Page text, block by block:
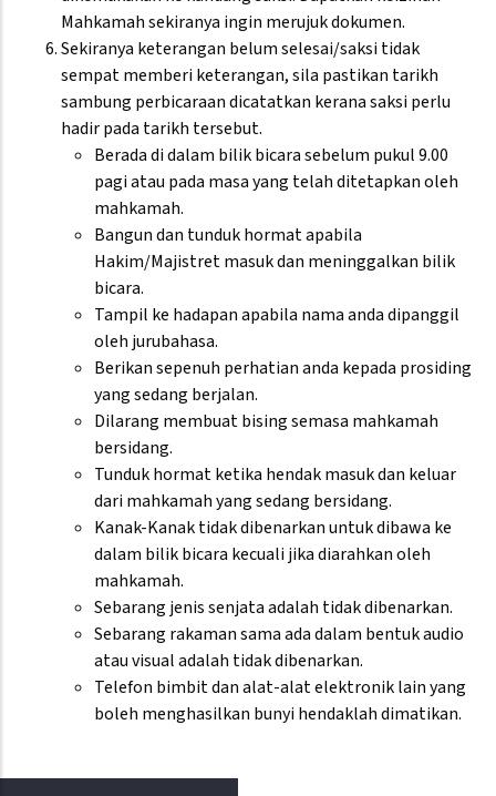
Mahkamah sekiranya ingin merujuk dokumen.
Sekiranya keterangan belum selesai/saksi tidak
sempat memberi keterangan, sila pastikan tarikh
sambung perbicaraan dicatatkan kerana saksi perlu
hadir pada tarikh tersebut.
Berada di dalam bilik bicara sebelum pukul 9.00
pagi atau pada masa yang telah ditetapkan oleh
mahkamah.
Bangun dan tunduk hormat apabila
Hakim/Majistret masuk dan meninggalkan bilik
bicara.
Tampil ke hadapan apabila nama anda dipanggil
oleh jurubahasa.
Berikan sepenuh perhatian anda kepada prosiding
yang sedang berjalan.
Dilarang membuat bising semasa mahkamah
bersidang.
Tunduk hormat ketika hendak masuk dan keluar
dari mahkamah yang sedang bersidang.
Kanak-Kanak tidak dibenarkan untuk dibawa ke
dalam bilik bicara kecuali jika diarahkan oleh
mahkamah.
Sebarang jenis senjata adalah tidak dibenarkan.
Sebarang rakaman sama ada dalam bentuk audio
atau visual adalah tidak dibenarkan.
Telefon bimbit dan alat-alat elektronik lain yang
boleh menghasilkan bunyi hendaklah dimatikan.